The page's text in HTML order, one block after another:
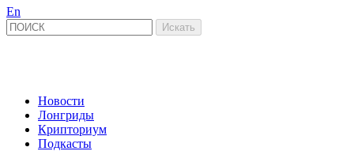
En
Новости
Лонгриды
Крипториум
Подкасты